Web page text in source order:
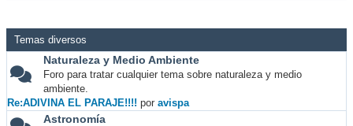
Temas diversos
Naturaleza y Medio Ambiente
Foro para tratar cualquier tema sobre naturaleza y medio
ambiente.
Re:ADIVINA EL PARAJE!!!! por avispa
Astronomía